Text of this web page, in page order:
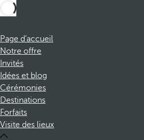
Page d’accueil
Notre offre
Invités
Idées et blog
Cérémonies
Destinations
Forfaits
Visite des lieux